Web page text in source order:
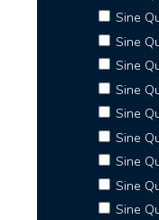
Sine
Sine
Sine
Sine
Sine
Sine
Sine
Sine
Sine